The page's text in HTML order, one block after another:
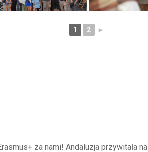
1 2 ►
za nami! Andaluzja przywitała